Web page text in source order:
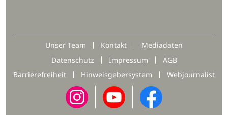
Unser Team Kontakt
Mediadaten
Datenschutz
Impressum
AGB
Barrierefreiheit
Hinweisgebersystem Webjournalist